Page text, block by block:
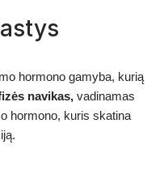
hormono gamyba, kurią
navikas, vadinamas
hormono, kuris skatina